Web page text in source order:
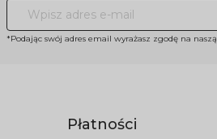
*Podając swój adres email wyrażasz zgodę na naszą
Płatności